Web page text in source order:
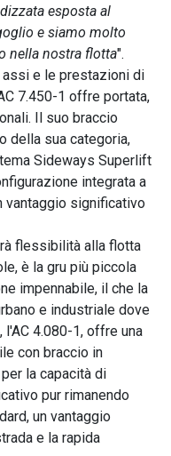
esposta al
e siamo molto
nella nostra flotta".
assi e le prestazioni di
7.450-1 offre portata,
Il suo braccio
della sua categoria,
Sideways Superlift
integrata a
vantaggio significativo
flessibilità alla flotta
è la gru più piccola
impennabile, il che la
e industriale dove
l'AC 4.080-1, offre una
con braccio in
la capacità di
pur rimanendo
un vantaggio
e la rapida